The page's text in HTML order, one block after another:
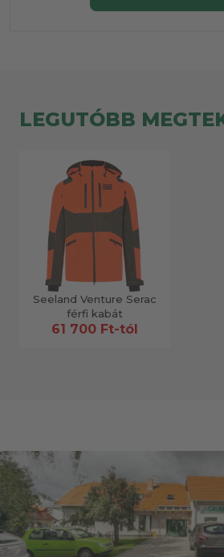
LEGUTÓBB
Seeland Venture Serac
férfi kabát
61 700 Ft-tól